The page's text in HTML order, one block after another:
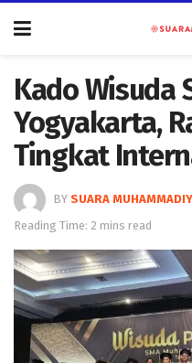
Kado Wisuda
Yogyakarta,
Tingkat
BY SUARA
Reading Time: 2 mins read